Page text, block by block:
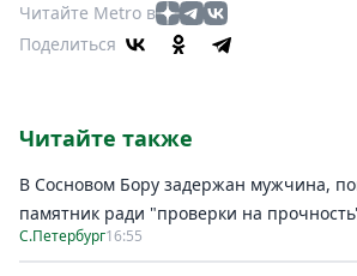
Читайте Metro в
Поделиться
Читайте также
В Сосновом Бору задержан мужчина,
памятник ради "проверки на
С.Петербург16:55